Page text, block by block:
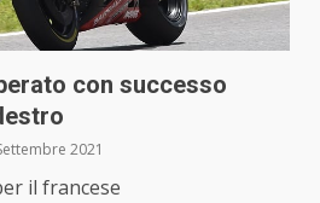
con successo
2021
il francese